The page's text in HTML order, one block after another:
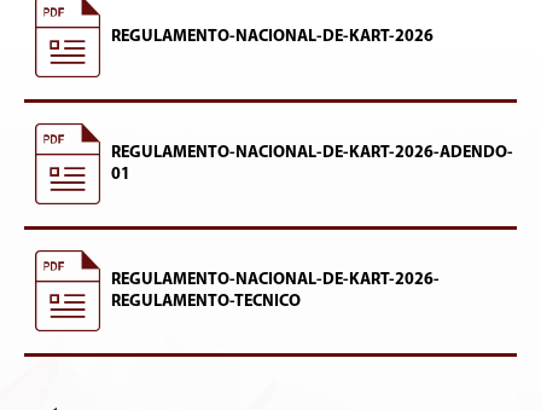
REGULAMENTO-NACIONAL-DE-KART-2026
REGULAMENTO-NACIONAL-DE-KART-2026-ADENDO-
01
REGULAMENTO-NACIONAL-DE-KART-2026-
REGULAMENTO-TECNICO